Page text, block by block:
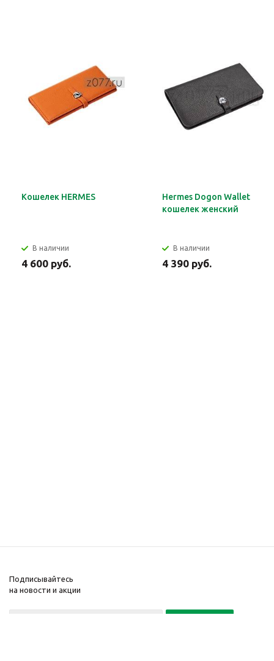
Кошелек HERMES
В наличии
4 600 руб.
Hermes Dogon Wallet
кошелек женский
В наличии
4 390 руб.
Подписывайтесь
на новости и акции